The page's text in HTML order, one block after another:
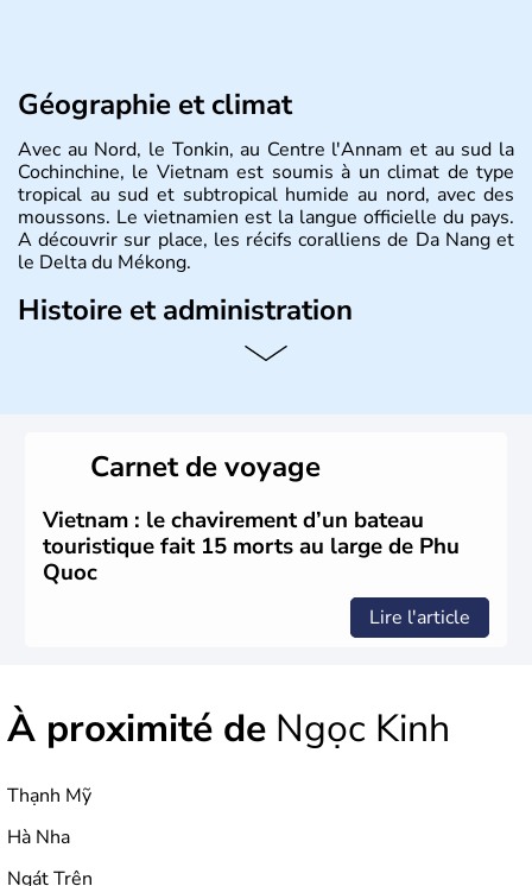
Géographie et climat
Avec au Nord, le Tonkin, au Centre l'Annam et au sud la
Cochinchine, le Vietnam est soumis à un climat de type
tropical au sud et subtropical humide au nord, avec des
moussons. Le vietnamien est la langue officielle du pays.
A découvrir sur place, les récifs coralliens de Da Nang et
le Delta du Mékong.
Histoire et administration
Pays d'Asie du Sud-Est situé sur l'est de la péninsule
nom récent de l'ancienne Saïgon.
Carnet de voyage
Vietnam : le chavirement d’un bateau
touristique fait 15 morts au large de Phu
Quoc
Lire l'article
À proximité de Ngọc Kinh
Thạnh Mỹ
Hà Nha
Ngát Trên